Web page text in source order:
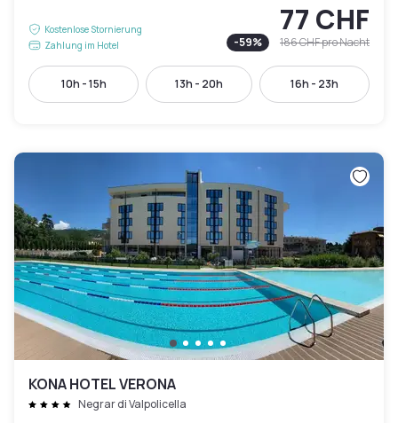
Kostenlose Stornierung
Zahlung im Hotel
77 CHF
-59% 186 CHFpro Nacht
10h - 15h 13h - 20h 16h - 23h
KONA HOTEL VERONA
Negrar di Valpolicella